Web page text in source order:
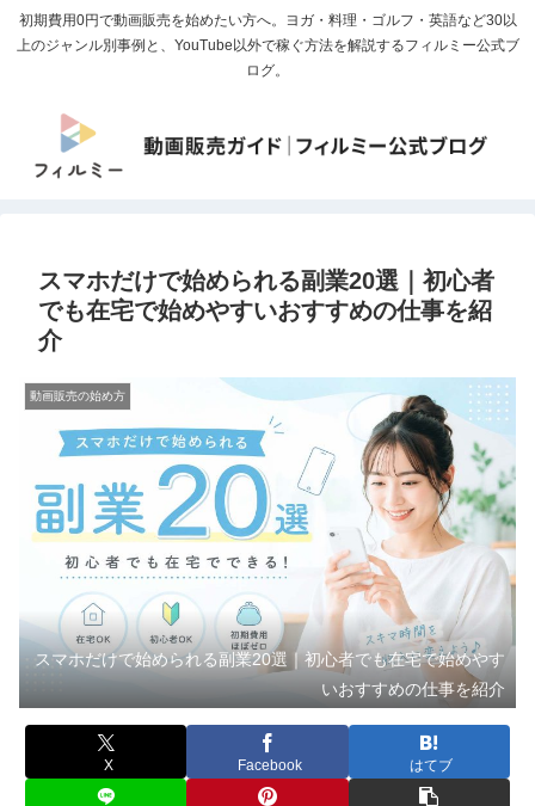
初期費用0円で動画販売を始めたい方へ。ヨガ・料理・ゴルフ・英語など30以
上のジャンル別事例と、YouTube以外で稼ぐ方法を解説するフィルミー公式ブ
ログ。
スマホだけで始められる副業20選｜初心者
でも在宅で始めやすいおすすめの仕事を紹
介
動画販売の始め方
スマホだけで始められる副業20選｜初心者でも在宅で始めやす
いおすすめの仕事を紹介
X Facebook はてブ